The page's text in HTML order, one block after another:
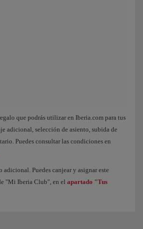
que podrás utilizar en Iberia.com para tus
adicional, selección de asiento, subida de
Puedes consultar las condiciones en
Puedes canjear y asignar este
"Mi Iberia Club", en el apartado "Tus